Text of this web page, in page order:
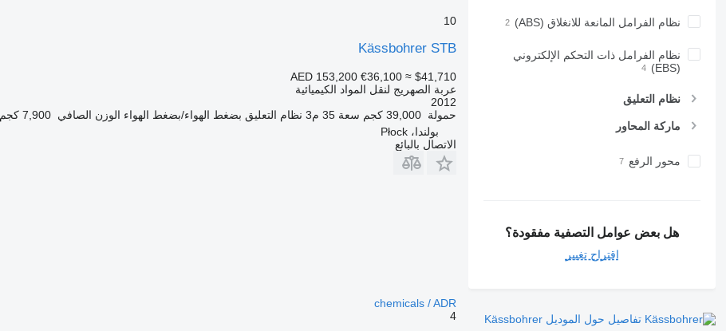
نظام الفرامل المانعة للانغلاق (ABS)
نظام الفرامل ذات التحكم الإلكتروني
(EBS)
نظام التعليق
ماركة المحاور
محور الرفع
هل بعض عوامل التصفية مفقودة؟
اقتراح تغيير
تفاصيل حول الموديل Kässbohrer
10
Kässbohrer STB
AED 153,200 €36,100 ≈ $41,710
عربة الصهريج لنقل المواد الكيميائية
2012
حمولة 39,000 كجم سعة 35 م3 نظام التعليق بضغط الهواء/بضغط الهواء الوزن الصافي 7,900 كجم
بولندا، Płock
الاتصال بالبائع
chemicals / ADR
4